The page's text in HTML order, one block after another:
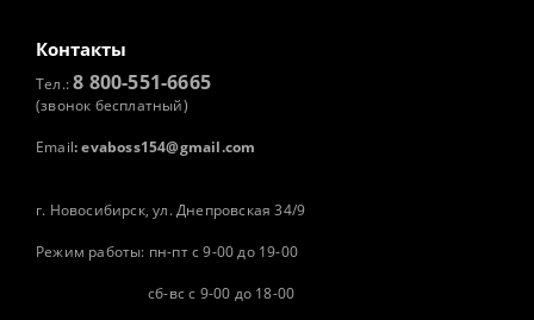
Контакты
Тел.:8 800-551-6665
(звонок бесплатный)
Email: evaboss154@gmail.com
г. Новосибирск, ул. Днепровская 34/9
Режим работы: пн-пт с 9-00 до 19-00
сб-вс с 9-00 до 18-00